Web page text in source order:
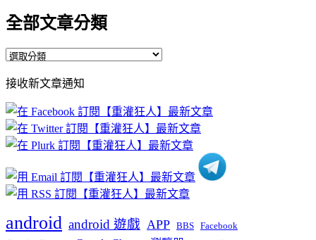
全部文章分類
全
文
章
分
類
接收新文章通知
android android 遊戲 APP BBS Facebook